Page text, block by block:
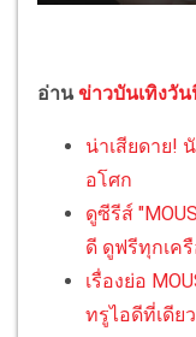
อ่านข่าวบันเทิงวั
น่าเสียดาย!
อโศก
ดูซีรีส์
ดี ดูฟรีทุกเค
เรื่องย่อ
ทรูไอดีที่เดียว